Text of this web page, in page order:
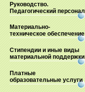
Руководство.
Педагогический персонал
Материально-
техническое обеспечение
Стипендии и иные виды
материальной поддержки
Платные
образовательные услуги